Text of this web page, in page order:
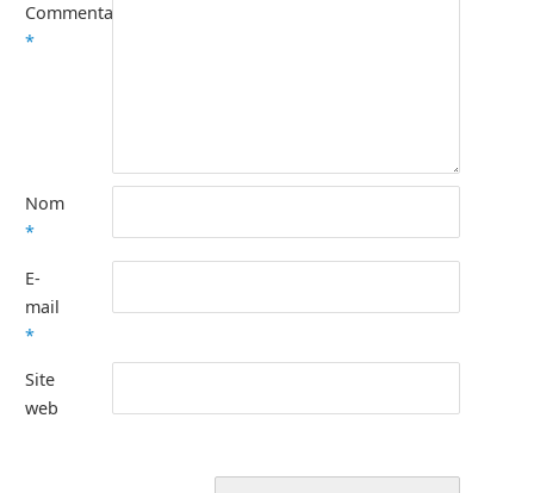
Commentaire
*
Nom
*
E-
mail
*
Site
web